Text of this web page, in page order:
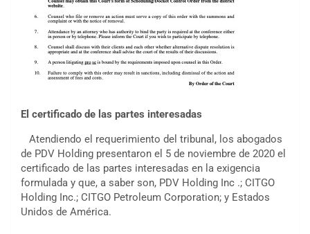
El certificado de las partes interesadas
Atendiendo el requerimiento del tribunal, los abogados
de PDV Holding presentaron el 5 de noviembre de 2020 el
certificado de las partes interesadas en la exigencia
formulada y que, a saber son, PDV Holding Inc .; CITGO
Holding Inc.; CITGO Petroleum Corporation; y Estados
Unidos de América.